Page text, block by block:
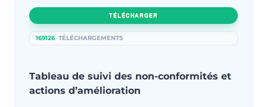
TÉLÉCHARGER
169126 TÉLÉCHARGEMENTS
Tableau de suivi des non-conformités et
actions d’amélioration